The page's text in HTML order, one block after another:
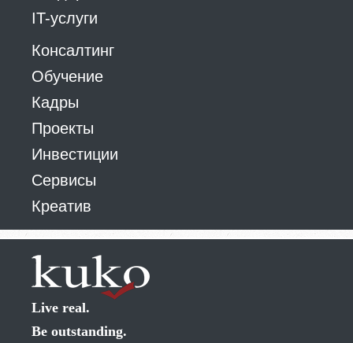
IT-услуги
Консалтинг
Обучение
Кадры
Проекты
Инвестиции
Сервисы
Креатив
Live real.
Be outstanding.